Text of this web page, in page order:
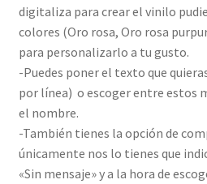
digitaliza para crear el vinilo
colores (Oro rosa, Oro rosa
para personalizarlo a tu gusto.
-Puedes poner el texto que
por línea) o escoger entre estos
el nombre.
-También tienes la opción de
únicamente nos lo tienes que
«Sin mensaje» y a la hora de